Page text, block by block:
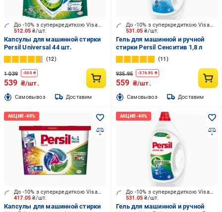
512.05₴/шт.
До -10% з суперкредиткою Visa Вигода
Капсулы для машинной стирки
Persil Universal 44 шт.
12
1 039 -500₴
539 ₴/шт.
Cамовывоз Доставим
531.05₴/шт.
До -10% з суперкредиткою Visa Вигода
Гель для машинной и ручной
стирки Persil Сенситив 1,8 л
11
935.95 -376.95 ₴
559 ₴/шт.
Cамовывоз Доставим
417.05₴/шт.
До -10% з суперкредиткою Visa Вигода
Капсулы для машинной стирки
531.05₴/шт.
До -10% з суперкредиткою Visa Вигода
Гель для машинной и ручной